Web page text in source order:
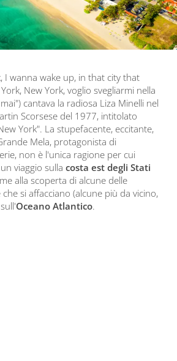
I wanna wake up, in that city that
New York, voglio svegliarmi nella
cantava la radiosa Liza Minelli nel
Scorsese del 1977, intitolato
York". La stupefacente, eccitante,
Mela, protagonista di
non è l'unica ragione per cui
viaggio sulla costa est degli Stati
alla scoperta di alcune delle
si affacciano (alcune più da vicino,
Oceano Atlantico.